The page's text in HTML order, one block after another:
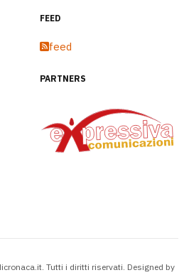
FEED
feed
PARTNERS
Tutti i diritti riservati. Designed by